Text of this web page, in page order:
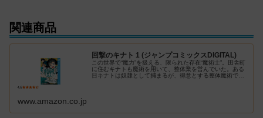
関連商品
回撃のキナト 1 (ジャンプコミックスDIGITAL)
この世界で“魔力”を扱える、限られた存在“魔術士”。田舎町
に住むキナトも魔術を用いて、整体業を営んでいた。ある
日キナトは奴隷として捕まるが、得意とする整体魔術で脱
www.amazon.co.jp